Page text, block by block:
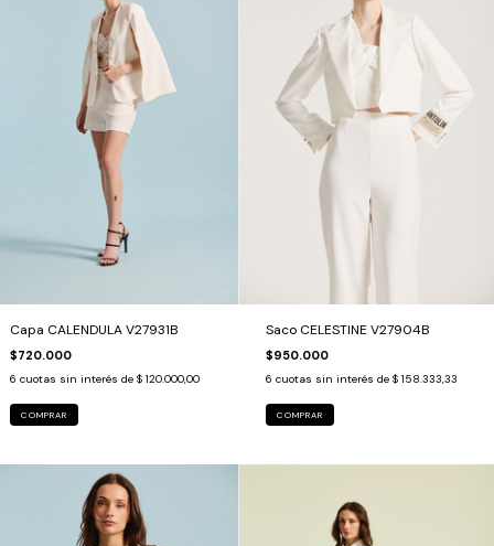
Capa CALENDULA V27931B
$720.000
6 cuotas sin interés de $ 120.000,00
COMPRAR
Saco CELESTINE V27904B
$950.000
6 cuotas sin interés de $ 158.333,33
COMPRAR